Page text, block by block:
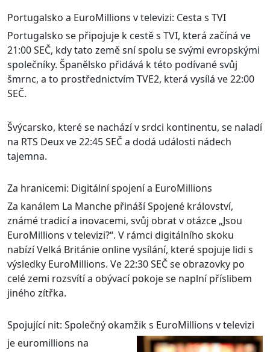
Portugalsko a EuroMillions v televizi: Cesta s TVI
Portugalsko se připojuje k cestě s TVI, která začíná ve
21:00 SEČ, kdy tato země sní spolu se svými evropskými
společníky. Španělsko přidává k této podívané svůj
šmrnc, a to prostřednictvím TVE2, která vysílá ve 22:00
SEČ.
Švýcarsko, které se nachází v srdci kontinentu, se naladí
na RTS Deux ve 22:45 SEČ a dodá události nádech
tajemna.
Za hranicemi: Digitální spojení a EuroMillions
Za kanálem La Manche přináší Spojené království,
známé tradicí a inovacemi, svůj obrat v otázce „Jsou
EuroMillions v televizi?“. V rámci digitálního skoku
nabízí Velká Británie online vysílání, které spojuje lidi s
výsledky EuroMillions. Ve 22:30 SEČ se obrazovky po
celé zemi rozsvítí a obývací pokoje se naplní příslibem
jiného zítřka.
Spojující nit: Společný okamžik s EuroMillions v televizi
je euromillions na